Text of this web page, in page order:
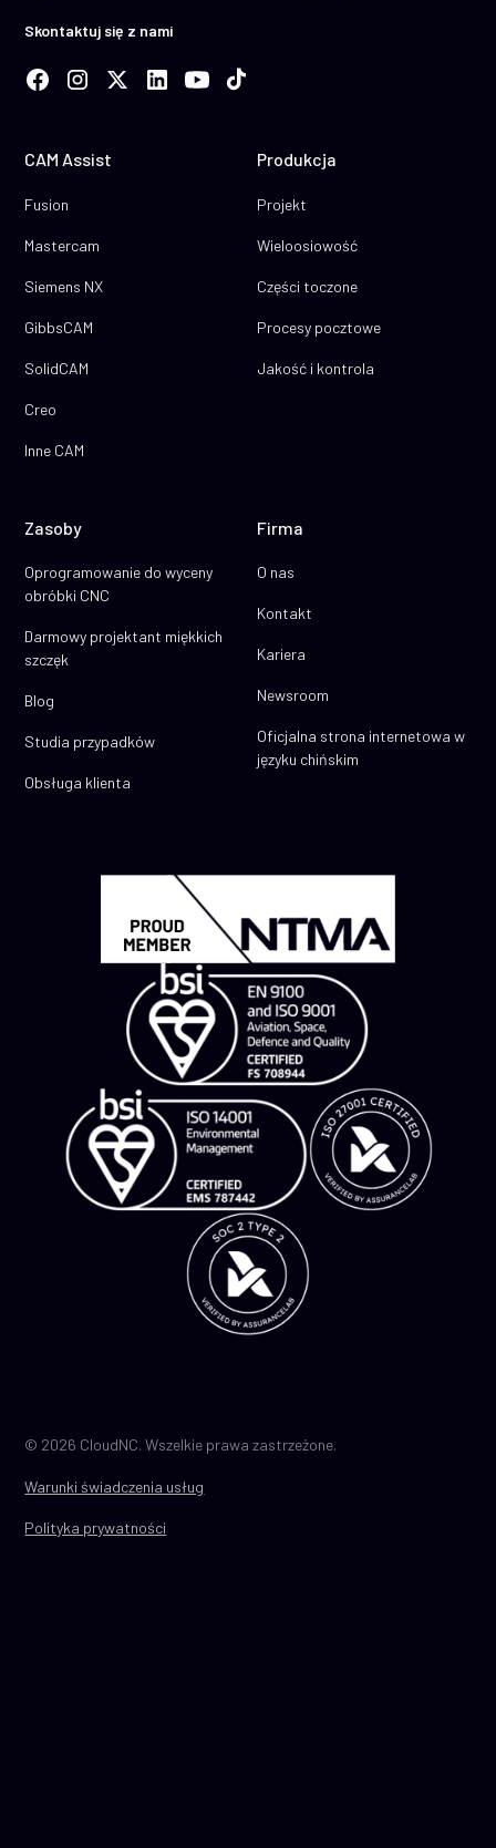
Skontaktuj się z nami
CAM Assist
Fusion
Mastercam
Siemens NX
GibbsCAM
SolidCAM
Creo
Inne CAM
Produkcja
Projekt
Wieloosiowość
Części toczone
Procesy pocztowe
Jakość i kontrola
Zasoby
Oprogramowanie do wyceny
obróbki CNC
Darmowy projektant miękkich
szczęk
Blog
Studia przypadków
Obsługa klienta
Firma
O nas
Kontakt
Kariera
Newsroom
Oficjalna strona internetowa w
języku chińskim
Warunki świadczenia usług
Polityka prywatności
© 2026 CloudNC. Wszelkie prawa zastrzeżone.